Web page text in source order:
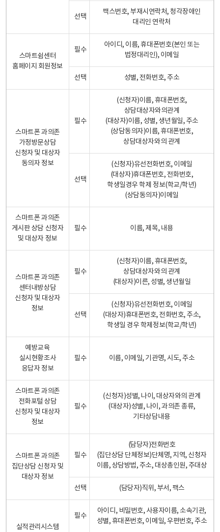
선택
팩스번호, 부재시연락처, 청각장애인
대리인 연락처
스마트쉼센터
홈페이지 회원정보
필수
아이디, 이름, 휴대폰번호(본인 또는
법정대리인), 이메일
선택 성별, 전화번호, 주소
스마트폰 과의존
가정방문상담
신청자 및 대상자
동의자 정보
필수
(신청자)이름, 휴대폰번호,
상담대상자와의관계
(대상자)이름, 성별, 생년월일, 주소
(상담동의자)이름, 휴대폰번호,
상담대상자와의 관계
선택
(신청자)유선전화번호, 이메일
(대상자)휴대폰번호, 전화번호,
학생일경우 학제 정보(학교/학년)
(상담동의자)이메일
스마트폰 과의존
게시판 상담 신청자
및 대상자 정보
필수 이름, 제목, 내용
스마트폰 과의존
센터내방상담
신청자 및 대상자
정보
필수
(신청자)이름, 휴대폰번호,
상담대상자와의 관계
(대상자)이른, 성별, 생년월일
선택
(신청자)유선전화번호, 이메일
(대상자)휴대폰번호, 전화번호, 주소,
학생일 경우 학제정보(학교/학년)
예방교육
실시현황조사
응답자 정보
필수 이름, 이메일, 기관명, 시도, 주소
스마트폰 과의존
전화포털 상담
신청자 및 대상자
정보
필수
(신청자)성별, 나이, 대상자와의 관계
(대상자)성별, 나이, 과의존 종류,
기타상담내용
스마트폰 과의존
집단상담 신청자 및
대상자 정보
필수
(담당자)전화번호
(집단상담 단체정보)단체명, 지역, 신청자
이름, 상담방법, 주소, 대상총인원, 주대상
선택 (담당자)직위, 부서, 팩스
실적관리시스템
필수
아이디, 비밀번호, 사용자이름, 소속기관,
성별, 휴대폰번호, 이메일, 우편번호, 주소